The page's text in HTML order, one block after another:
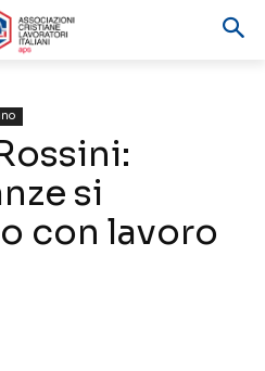
si
con lavoro